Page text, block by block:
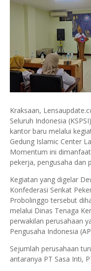
Kraksaan,
Seluruh Indonesia
kantor baru melalui
Gedung Islamic Center
Momentum ini
pekerja, pengusaha dan
Kegiatan yang digelar
Konfederasi Serikat
Probolinggo tersebut
melalui Dinas Tenaga
perwakilan perusahaan
Pengusaha Indonesia
Sejumlah perusahaan
antaranya PT Sasa Inti,